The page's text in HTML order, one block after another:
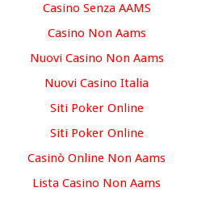
Casino Senza AAMS
Casino Non Aams
Nuovi Casino Non Aams
Nuovi Casino Italia
Siti Poker Online
Siti Poker Online
Casinò Online Non Aams
Lista Casino Non Aams